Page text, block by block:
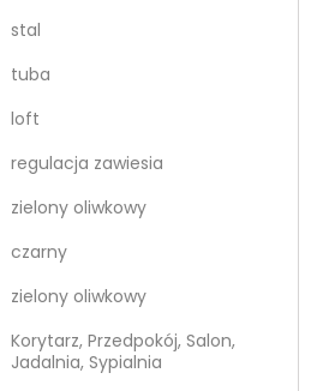
stal
tuba
loft
regulacja zawiesia
zielony oliwkowy
czarny
zielony oliwkowy
Korytarz, Przedpokój, Salon,
Jadalnia, Sypialnia